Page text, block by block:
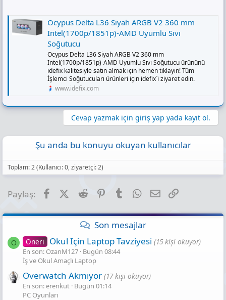
Ocypus Delta L36 Siyah ARGB V2 360 mm
Intel(1700p/1851p)-AMD Uyumlu Sıvı
Soğutucu
Ocypus Delta L36 Siyah ARGB V2 360 mm
Intel(1700p/1851p)-AMD Uyumlu Sıvı Soğutucu ürününü
idefix kalitesiyle satın almak için hemen tıklayın! Tüm
İşlemci Soğutucuları ürünleri için idefix`i ziyaret edin.
www.idefix.com
Cevap yazmak için giriş yap yada kayıt ol.
Şu anda bu konuyu okuyan kullanıcılar
Toplam: 2 (Kullanıcı: 0, ziyaretçi: 2)
Paylaş: FacebookX (Twitter)
Reddit PinterestTumblr WhatsApp
E-posta
Son mesajlar
O Öneri Okul Için Laptop Tavziyesi (15 kişi okuyor)
En son: OzanM127 Bugün 08:44
İş ve Okul Amaçlı Laptop
Overwatch Akmıyor (17 kişi okuyor)
En son: erenkut Bugün 01:14
PC Oyunları